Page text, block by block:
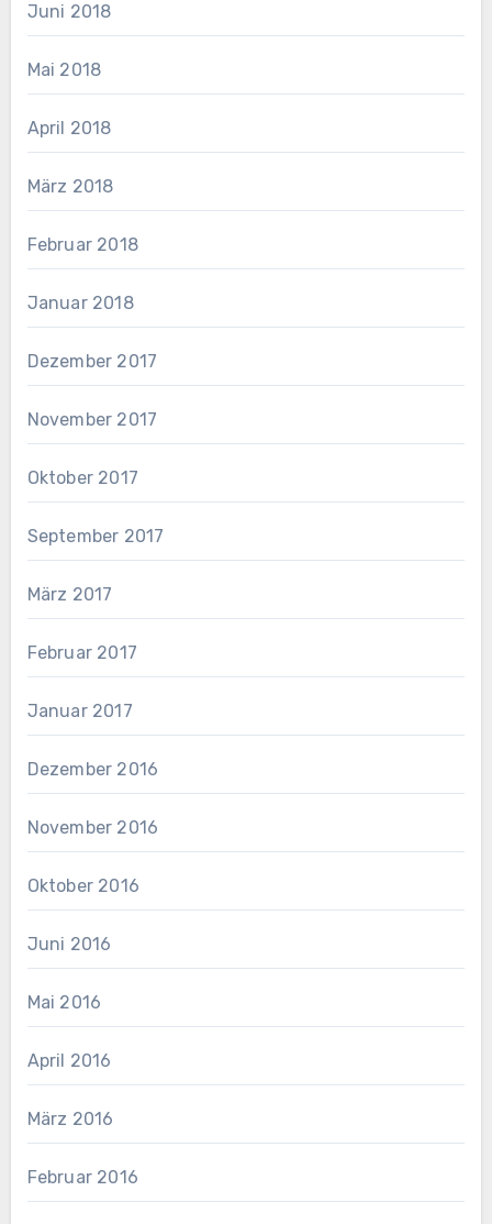
Juni 2018
Mai 2018
April 2018
März 2018
Februar 2018
Januar 2018
Dezember 2017
November 2017
Oktober 2017
September 2017
März 2017
Februar 2017
Januar 2017
Dezember 2016
November 2016
Oktober 2016
Juni 2016
Mai 2016
April 2016
März 2016
Februar 2016